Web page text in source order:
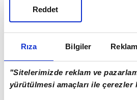
Rıza Bilgiler
"Sitelerimizde reklam ve
yürütülmesi amaçları ile çerezler
Reddet